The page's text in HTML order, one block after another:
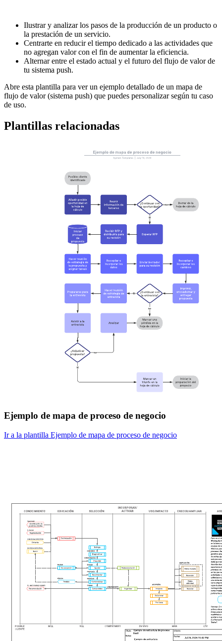
Ilustrar y analizar los pasos de la producción de un producto o
la prestación de un servicio.
Centrarte en reducir el tiempo dedicado a las actividades que
no agregan valor con el fin de aumentar la eficiencia.
Alternar entre el estado actual y el futuro del flujo de valor de
tu sistema push.
Abre esta plantilla para ver un ejemplo detallado de un mapa de
flujo de valor (sistema push) que puedes personalizar según tu caso
de uso.
Plantillas relacionadas
Ejemplo de mapa de proceso de negocio
Ir a la plantilla Ejemplo de mapa de proceso de negocio